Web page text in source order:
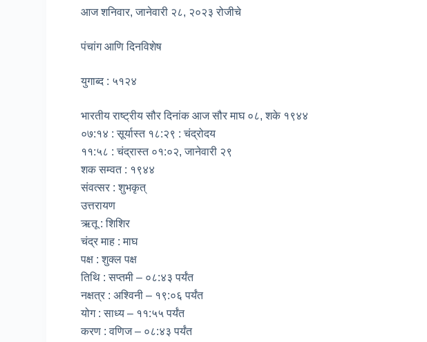
आज शनिवार, जानेवारी २८, २०२३ रोजीचे
पंचांग आणि दिनविशेष
युगाब्द : ५१२४
भारतीय राष्ट्रीय सौर दिनांक आज सौर माघ ०८, शके १९४४
०७:१४ : सूर्यास्त १८:२९ : चंद्रोदय
११:५८ : चंद्रास्त ०१:०२, जानेवारी २९
शक सम्वत : १९४४
संवत्सर : शुभकृत्
उत्तरायण
ऋतू : शिशिर
चंद्र माह : माघ
पक्ष : शुक्ल पक्ष
तिथि : सप्तमी – ०८:४३ पर्यंत
नक्षत्र : अश्विनी – १९:०६ पर्यंत
योग : साध्य – ११:५५ पर्यंत
करण : वणिज – ०८:४३ पर्यंत